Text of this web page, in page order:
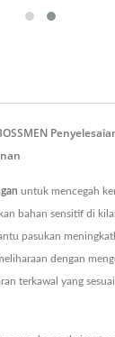
untuk mencegah
bahan sensitif di
pasukan
dengan
terkawal yang